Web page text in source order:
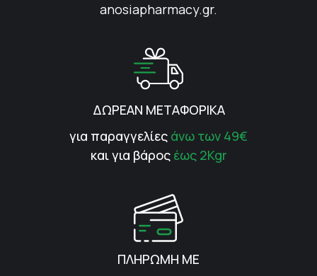
anosiapharmacy.gr.
ΔΩΡΕΑΝ ΜΕΤΑΦΟΡΙΚΑ
για παραγγελίες άνω των 49€
και για βάρος έως 2Kgr
ΠΛΗΡΩΜΗ ΜΕ